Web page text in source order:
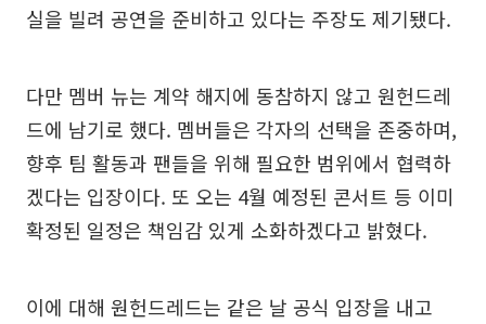
실을 빌려 공연을 준비하고 있다는 주장도 제기됐다.
다만 멤버 뉴는 계약 해지에 동참하지 않고 원헌드레
드에 남기로 했다. 멤버들은 각자의 선택을 존중하며,
향후 팀 활동과 팬들을 위해 필요한 범위에서 협력하
겠다는 입장이다. 또 오는 4월 예정된 콘서트 등 이미
확정된 일정은 책임감 있게 소화하겠다고 밝혔다.
이에 대해 원헌드레드는 같은 날 공식 입장을 내고